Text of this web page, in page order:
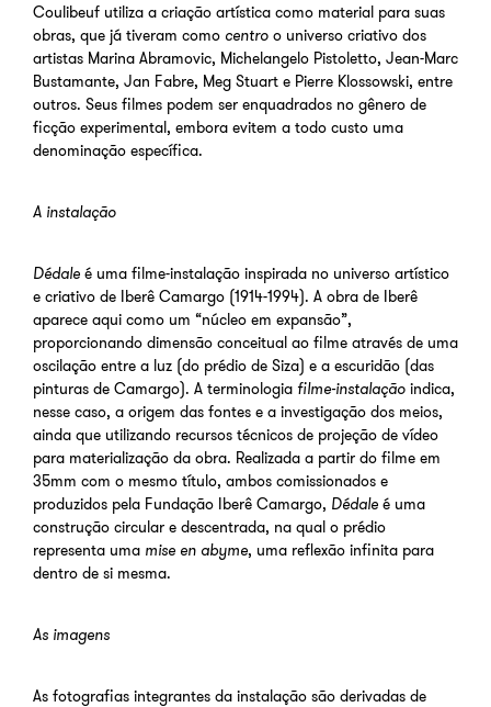
Coulibeuf utiliza a criação artística como material para suas
obras, que já tiveram como centro o universo criativo dos
artistas Marina Abramovic, Michelangelo Pistoletto, Jean-Marc
Bustamante, Jan Fabre, Meg Stuart e Pierre Klossowski, entre
outros. Seus filmes podem ser enquadrados no gênero de
ficção experimental, embora evitem a todo custo uma
denominação específica.
A instalação
Dédale é uma filme-instalação inspirada no universo artístico
e criativo de Iberê Camargo (1914-1994). A obra de Iberê
aparece aqui como um “núcleo em expansão”,
proporcionando dimensão conceitual ao filme através de uma
oscilação entre a luz (do prédio de Siza) e a escuridão (das
pinturas de Camargo). A terminologia filme-instalação indica,
nesse caso, a origem das fontes e a investigação dos meios,
ainda que utilizando recursos técnicos de projeção de vídeo
para materialização da obra. Realizada a partir do filme em
35mm com o mesmo título, ambos comissionados e
produzidos pela Fundação Iberê Camargo, Dédale é uma
construção circular e descentrada, na qual o prédio
representa uma mise en abyme, uma reflexão infinita para
dentro de si mesma.
As imagens
As fotografias integrantes da instalação são derivadas de